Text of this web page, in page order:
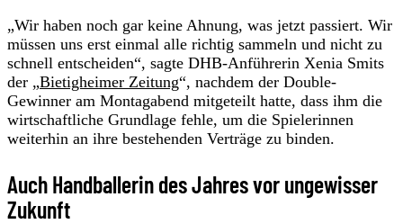
„Wir haben noch gar keine Ahnung, was jetzt passiert. Wir
müssen uns erst einmal alle richtig sammeln und nicht zu
schnell entscheiden“, sagte DHB-Anführerin Xenia Smits
der „Bietigheimer Zeitung“, nachdem der Double-
Gewinner am Montagabend mitgeteilt hatte, dass ihm die
wirtschaftliche Grundlage fehle, um die Spielerinnen
weiterhin an ihre bestehenden Verträge zu binden.
Auch Handballerin des Jahres vor ungewisser
Zukunft